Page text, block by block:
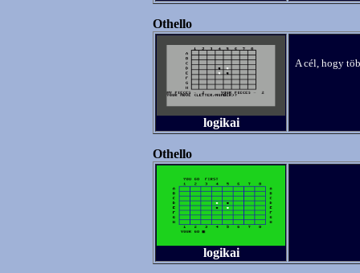
Othello
logikai
A cél, hogy
Othello
logikai